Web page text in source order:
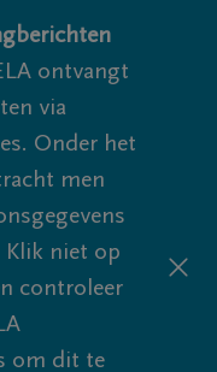
ontvangt
via
Onder het
men
Klik niet op
controleer
om dit te